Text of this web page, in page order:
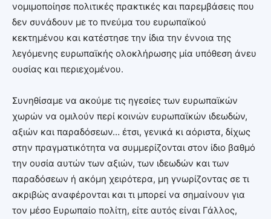
νομιμοποίησε πολιτικές πρακτικές και παρεμβάσεις που
δεν συνάδουν με το πνεύμα του ευρωπαϊκού
κεκτημένου και κατέστησε την ίδια την έννοια της
λεγόμενης ευρωπαϊκής ολοκλήρωσης μία υπόθεση άνευ
ουσίας και περιεχομένου.
Συνηθίσαμε να ακούμε τις ηγεσίες των ευρωπαϊκών
χωρών να ομιλούν περί κοινών ευρωπαϊκών ιδεωδών,
αξιών και παραδόσεων… έτσι, γενικά κι αόριστα, δίχως
στην πραγματικότητα να συμμερίζονται στον ίδιο βαθμό
την ουσία αυτών των αξιών, των ιδεωδών και των
παραδόσεων ή ακόμη χειρότερα, μη γνωρίζοντας σε τι
ακριβώς αναφέρονται και τι μπορεί να σημαίνουν για
τον μέσο Ευρωπαίο πολίτη, είτε αυτός είναι Γάλλος,